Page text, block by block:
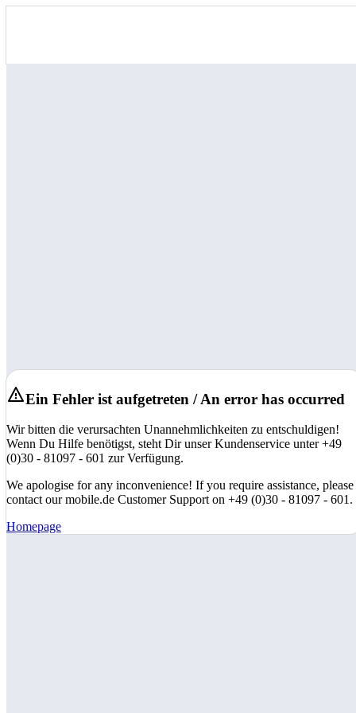
Ein Fehler ist aufgetreten / An error has occurred
Wir bitten die verursachten Unannehmlichkeiten zu entschuldigen!
Wenn Du Hilfe benötigst, steht Dir unser Kundenservice unter +49
(0)30 - 81097 - 601 zur Verfügung.
We apologise for any inconvenience! If you require assistance, please
contact our mobile.de Customer Support on +49 (0)30 - 81097 - 601.
Homepage